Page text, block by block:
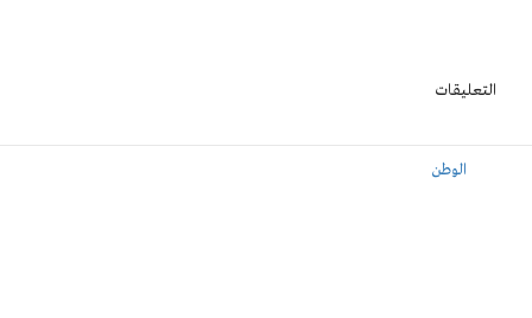
التعليقات
الوطن